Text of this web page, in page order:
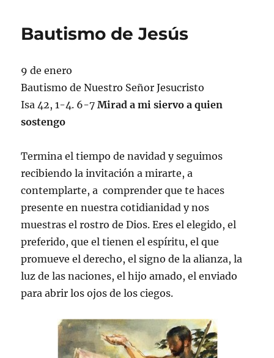
Bautismo de Jesús
9 de enero
Bautismo de Nuestro Señor Jesucristo
Isa 42, 1-4. 6-7Mirad a mi siervo a quien
sostengo
Termina el tiempo de navidad y seguimos
recibiendo la invitación a mirarte, a
contemplarte, a comprender que te haces
presente en nuestra cotidianidad y nos
muestras el rostro de Dios. Eres el elegido, el
preferido, que el tienen el espíritu, el que
promueve el derecho, el signo de la alianza, la
luz de las naciones, el hijo amado, el enviado
para abrir los ojos de los ciegos.